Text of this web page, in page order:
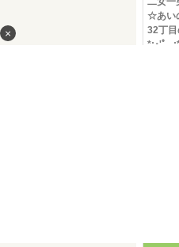
×
☆あい
32丁
*:･'ﾟ｡
い
ーー